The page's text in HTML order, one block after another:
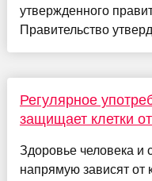
утвержденного
Правительство
Регулярное
защищает клетки
Здоровье человека и
напрямую зависят от